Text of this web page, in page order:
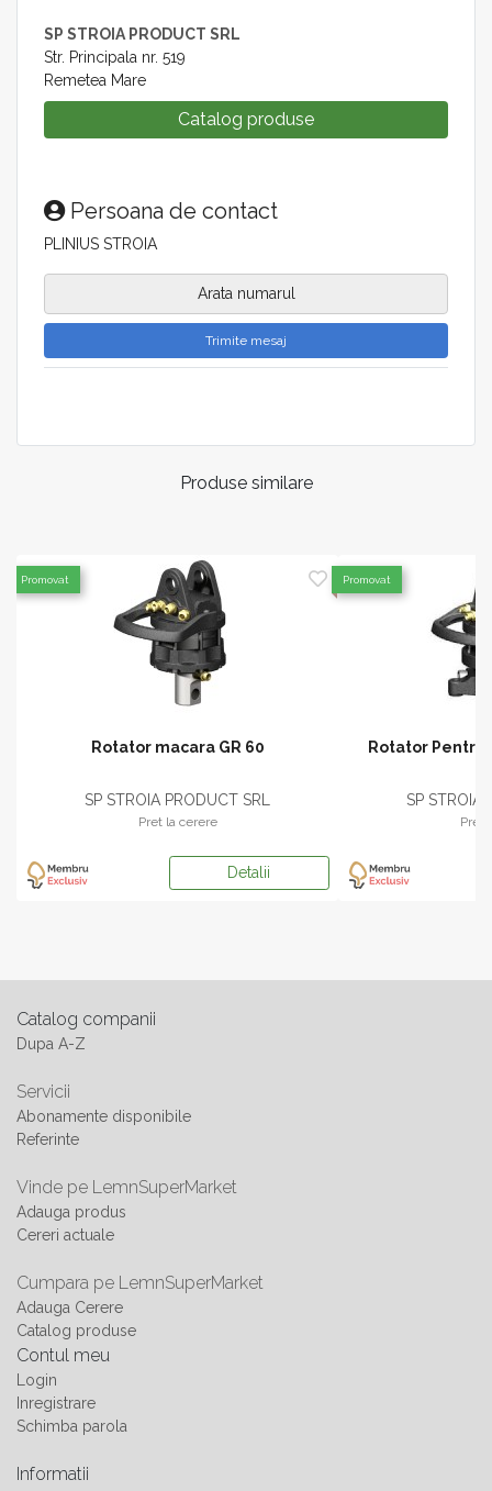
SP STROIA PRODUCT SRL
Str. Principala nr. 519
Remetea Mare
Catalog produse
Persoana de contact
PLINIUS STROIA
Arata numarul
Trimite mesaj
Produse similare
Rotator macara GR 60
SP STROIA PRODUCT SRL
Pret la cerere
Detalii
Promovat
Rotator Pentru
SP STROIA
Pret
Promovat
Catalog companii
Dupa A-Z
Servicii
Abonamente disponibile
Referinte
Vinde pe LemnSuperMarket
Adauga produs
Cereri actuale
Cumpara pe LemnSuperMarket
Adauga Cerere
Catalog produse
Contul meu
Login
Inregistrare
Schimba parola
Informatii